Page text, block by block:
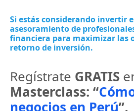
Si estás considerando invertir
asesoramiento de
financiera para maximizar las
retorno de inversión.
Regístrate GRATIS
Masterclass: “
negocios en Perú”.